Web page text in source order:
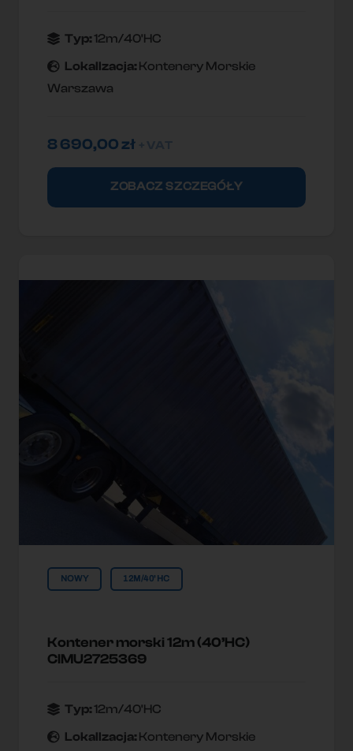
Typ:12m/40'HC
Lokallzacja: Kontenery Morskie
Warszawa
8 690,00zł
ZOBACZ SZCZEGÓŁY
NOWY 12M/40'HC
Kontener morski 12m (40’HC)
CIMU2725369
Typ:12m/40'HC
Lokallzacja: Kontenery Morskie